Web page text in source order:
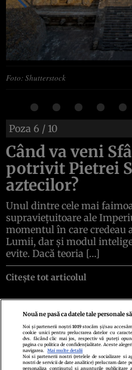
Foto: Shutterstock
Poza 6 / 10
Când va veni
potrivit Pietrei
aztecilor?
Unul dintre cele mai
supraviețuitoare ale
momentul în care credeau
Lumii, dar și modul
evite. Dacă teoria […]
Citește tot articolul
Politica de confidenţialitate
Echipa redacțională
Nouă ne pasă ca datele tale personale
Noi și partenerii noștri1019 stocăm și/sau
cookie unici pentru prelucrarea datelor cu
dvs. făcând clic mai jos, respectiv vă puteți
pagina cu politica de confidențialitate. Aceste
navigarea.
Mai multe detalii
Noi si partenerii nostri (retelele de socializare si
nostri de servicii de date analitice) prelucram date
personaliza continutul si anunturile publicitare